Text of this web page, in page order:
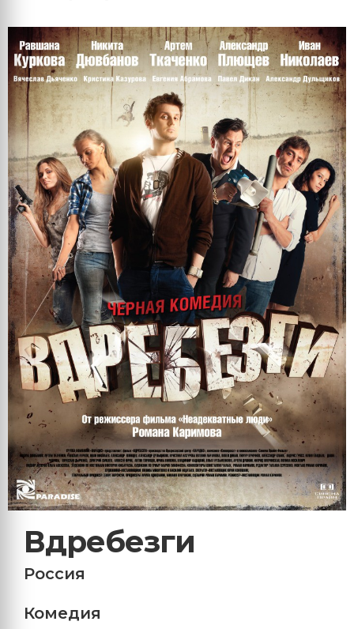
Вдребезги
Россия
Комедия